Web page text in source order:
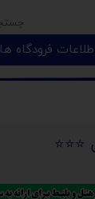
فرودگاه ها